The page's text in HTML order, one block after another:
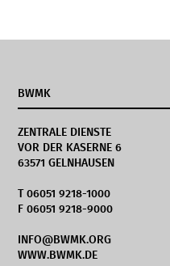
BWMK
ZENTRALE DIENSTE
VOR DER KASERNE 6
63571 GELNHAUSEN
T 06051 9218-1000
F 06051 9218-9000
INFO@BWMK.ORG
WWW.BWMK.DE